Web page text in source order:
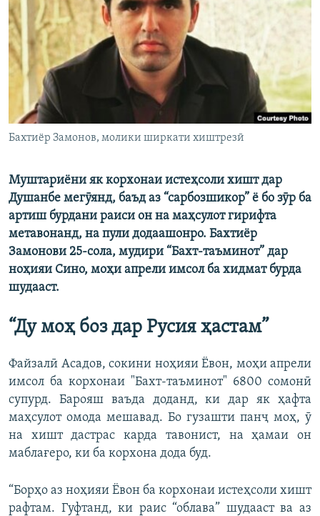
ГУЗОРИШҲОИ РАДИОӢ
Русский
ПАЙГИРӢ КУНЕД
Бахтиёр Замонов, молики ширкати хиштрезӣ
Муштариёни як корхонаи истеҳсоли хишт дар
Душанбе мегӯянд, баъд аз “сарбозшикор” ё бо зӯр ба
артиш бурдани раиси он на маҳсулот гирифта
метавонанд, на пули додаашонро. Бахтиёр
Замонови 25-сола, мудири “Бахт-таъминот” дар
ноҳияи Сино, моҳи апрели имсол ба хидмат бурда
шудааст.
“Ду моҳ боздар Русия ҳастам”
Файзалӣ Асадов, сокини ноҳияи Ёвон, моҳи апрели
имсол ба корхонаи "Бахт-таъминот" 6800 сомонӣ
супурд. Барояш ваъда доданд, ки дар як ҳафта
маҳсулот омода мешавад. Бо гузашти панҷ моҳ, ӯ
на хишт дастрас карда тавонист, на ҳамаи он
маблағеро, ки ба корхона дода буд.
“Борҳо аз ноҳияи Ёвон ба корхонаи истеҳсоли хишт
рафтам. Гуфтанд, ки раис “облава” шудааст ва аз